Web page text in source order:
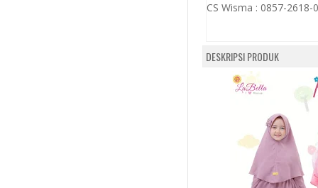
CS Wisma : 0857-2618-
DESKRIPSI PRODUK